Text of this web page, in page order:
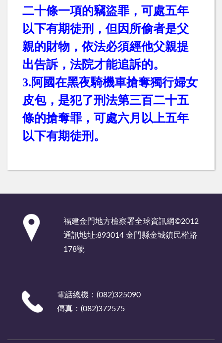
二十條一項的竊盜罪，可處五年
以下有期徒刑，但因所偷者是父
親的財物，依法必須經他父親提
出告訴，法院才能追訴的。
3.阿國在黑夜騎機車搶奪獨行婦女
皮包，是犯了刑法第三百二十五
條的搶奪罪，可處六月以上五年
以下有期徒刑。
福建金門地方檢察署全球資訊網©2012
通訊地址:893014 金門縣金城鎮民權路
178號
電話總機：(082)325090
傳真：(082)372575